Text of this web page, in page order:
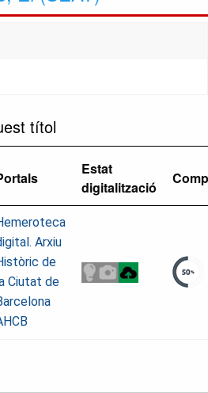
títol
Estat
digitalització
Arxiu
de
Ciutat de